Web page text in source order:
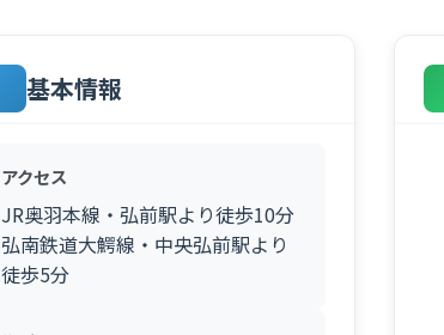
基本情報
アクセス
JR奥羽本線・弘前駅より徒歩10分
弘南鉄道大鰐線・中央弘前駅より
徒歩5分